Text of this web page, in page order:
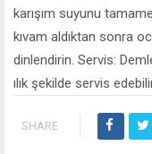
karışım suyunu
kıvam aldıktan sonra
dinlendirin. Servis:
ılık şekilde servis
SHARE